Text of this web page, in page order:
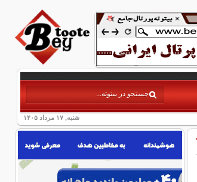
شنبه, ۱۷ مرداد ۱۴۰۵